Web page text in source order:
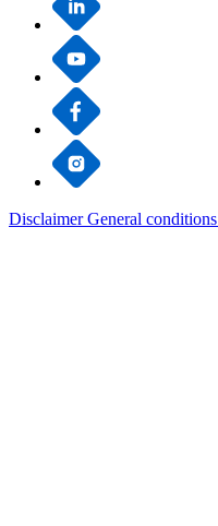
DisclaimerGeneral conditions